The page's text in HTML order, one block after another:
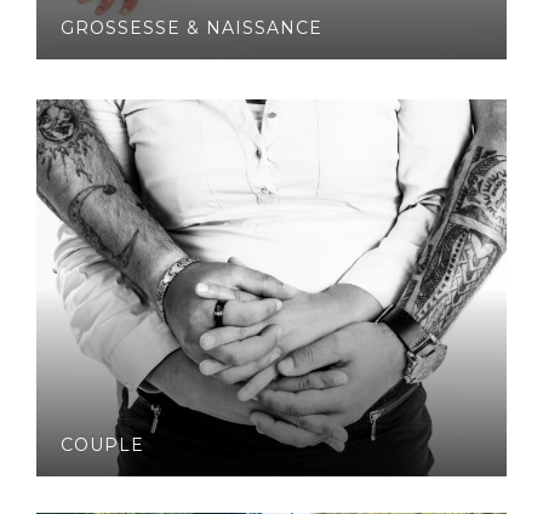
GROSSESSE & NAISSANCE
COUPLE